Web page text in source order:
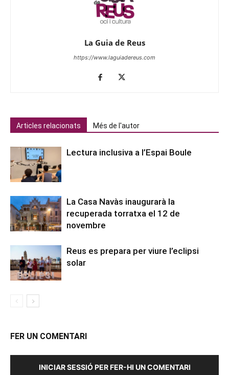
La Guia de Reus
https://www.laguiadereus.com
Articles relacionats Més de l'autor
Lectura inclusiva a l’Espai Boule
La Casa Navàs inaugurarà la
recuperada torratxa el 12 de
novembre
Reus es prepara per viure l’eclipsi
solar
FER UN COMENTARI
INICIAR SESSIÓ PER FER-HI UN COMENTARI